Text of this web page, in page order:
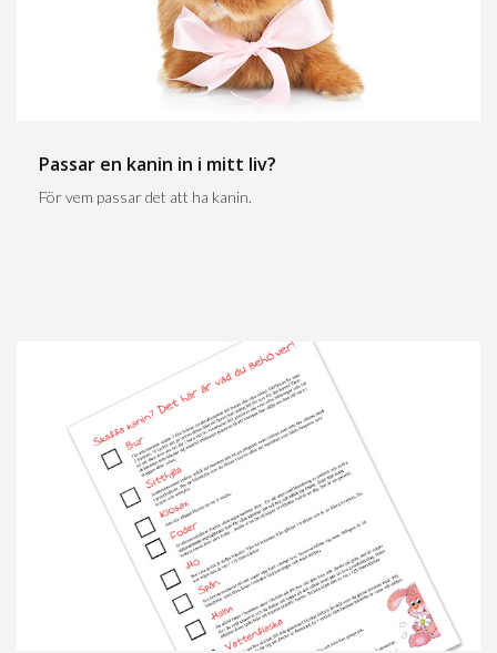
Passar en kanin in i mitt liv?
För vem passar det att ha kanin.